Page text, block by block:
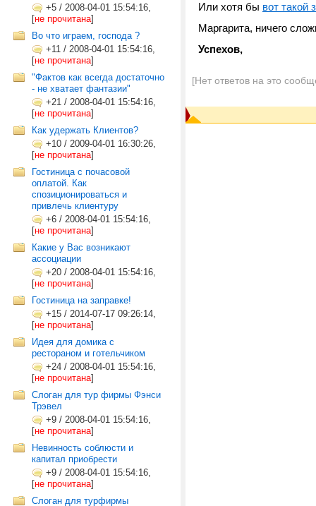
+5 / 2008-04-01 15:54:16,
[не прочитана]
Во что играем, господа ?
+11 / 2008-04-01 15:54:16,
[не прочитана]
"Фактов как всегда достаточно
- не хватает фантазии"
+21 / 2008-04-01 15:54:16,
[не прочитана]
Как удержать Клиентов?
+10 / 2009-04-01 16:30:26,
[не прочитана]
Гостиница с почасовой
оплатой. Как
спозиционироваться и
привлечь клиентуру
+6 / 2008-04-01 15:54:16,
[не прочитана]
Какие у Вас возникают
ассоциации
+20 / 2008-04-01 15:54:16,
[не прочитана]
Гостиница на заправке!
+15 / 2014-07-17 09:26:14,
[не прочитана]
Идея для домика с
рестораном и готельчиком
+24 / 2008-04-01 15:54:16,
[не прочитана]
Слоган для тур фирмы Фэнси
Трэвел
+9 / 2008-04-01 15:54:16,
[не прочитана]
Невинность соблюсти и
капитал приобрести
+9 / 2008-04-01 15:54:16,
[не прочитана]
Cлоган для турфирмы
Или хотя бы вот такой
Маргарита, ничего
Успехов,
[Нет ответов на это